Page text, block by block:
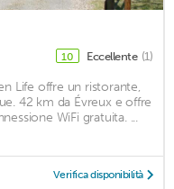
10 Eccellente (1)
Life offre un ristorante,
42 km da Évreux e offre
WiFi gratuita. ...
Verifica disponibilità